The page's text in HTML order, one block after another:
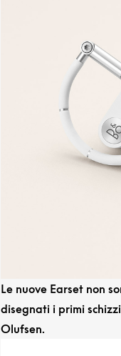
Le nuove Earset non
disegnati i primi
Olufsen.